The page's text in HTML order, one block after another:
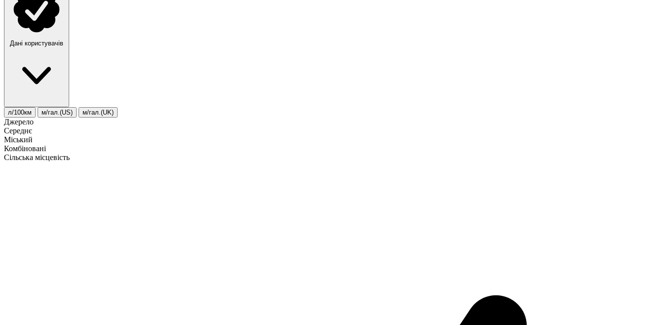
Дані користувачів
л/100км м/гал.(US) м/гал.(UK)
Джерело
Середнє
Міський
Комбіновані
Сільська місцевість